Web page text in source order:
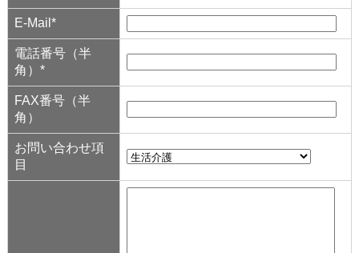
E-Mail*
電話番号（半
角）*
FAX番号（半
角）
お問い合わせ項
目